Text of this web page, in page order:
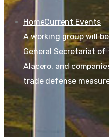
HomeCurrent Events
A working group will
General Secretariat of
Alacero, and
trade defense